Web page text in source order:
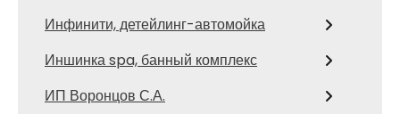
Инфинити, детейлинг-автомойка
Иншинка spa, банный комплекс
ИП Воронцов С.А.